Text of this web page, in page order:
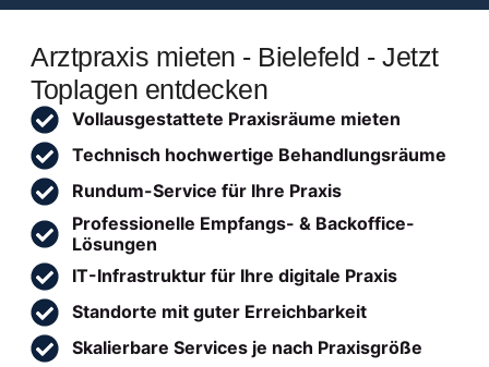
Arztpraxis mieten - Bielefeld - Jetzt
Toplagen entdecken
Vollausgestattete Praxisräume mieten
Technisch hochwertige Behandlungsräume
Rundum-Service für Ihre Praxis
Professionelle Empfangs- & Backoffice-
Lösungen
IT-Infrastruktur für Ihre digitale Praxis
Standorte mit guter Erreichbarkeit
Skalierbare Services je nach Praxisgröße